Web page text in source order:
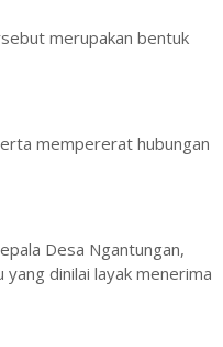
merupakan bentuk
mempererat hubungan
Desa Ngantungan,
dinilai layak menerima